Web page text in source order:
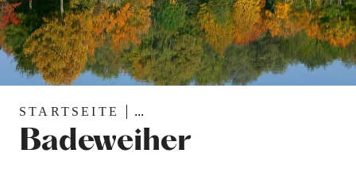
STARTSEITE ...
Badeweiher